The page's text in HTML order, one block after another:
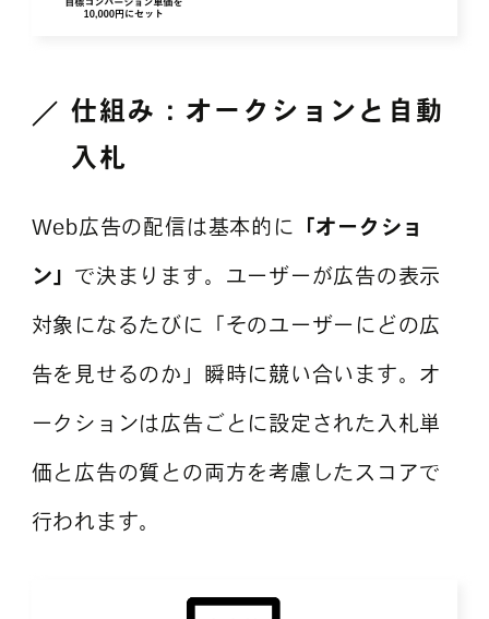
仕組み：オークションと自動
入札
Web広告の配信は基本的に 「オークショ
ン」 で決まります。ユーザーが広告の表示
対象になるたびに「そのユーザーにどの広
告を見せるのか」瞬時に競い合います。オ
ークションは広告ごとに設定された入札単
価と広告の質との両方を考慮したスコアで
行われます。